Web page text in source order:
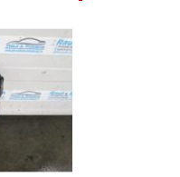
150 ron TVA
Vw Sharan 1.9tdi auy cod
7m3919050a